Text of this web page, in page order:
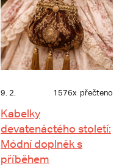
9. 2. 1576x přečteno
Kabelky
devatenáctého století:
Módní doplněk s
příběhem